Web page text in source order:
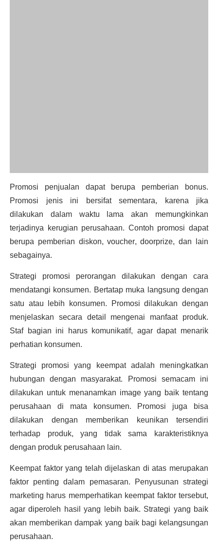
Promosi penjualan dapat berupa pemberian bonus.
Promosi jenis ini bersifat sementara, karena jika
dilakukan dalam waktu lama akan memungkinkan
terjadinya kerugian perusahaan. Contoh promosi dapat
berupa pemberian diskon, voucher, doorprize, dan lain
sebagainya.
Strategi promosi perorangan dilakukan dengan cara
mendatangi konsumen. Bertatap muka langsung dengan
satu atau lebih konsumen. Promosi dilakukan dengan
menjelaskan secara detail mengenai manfaat produk.
Staf bagian ini harus komunikatif, agar dapat menarik
perhatian konsumen.
Strategi promosi yang keempat adalah meningkatkan
hubungan dengan masyarakat. Promosi semacam ini
dilakukan untuk menanamkan image yang baik tentang
perusahaan di mata konsumen. Promosi juga bisa
dilakukan dengan memberikan keunikan tersendiri
terhadap produk, yang tidak sama karakteristiknya
dengan produk perusahaan lain.
Keempat faktor yang telah dijelaskan di atas merupakan
faktor penting dalam pemasaran. Penyusunan strategi
marketing harus memperhatikan keempat faktor tersebut,
agar diperoleh hasil yang lebih baik. Strategi yang baik
akan memberikan dampak yang baik bagi kelangsungan
perusahaan.